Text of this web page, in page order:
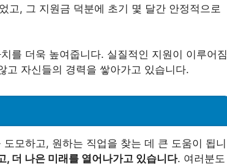
고, 그 지원금 덕분에 초기 몇 달간 안정적으로
를 더욱 높여줍니다. 실질적인 지원이 이루어짐
고 자신들의 경력을 쌓아가고 있습니다.
모하고, 원하는 직업을 찾는 데 큰 도움이 됩니
, 더 나은 미래를 열어나가고 있습니다. 여러분도